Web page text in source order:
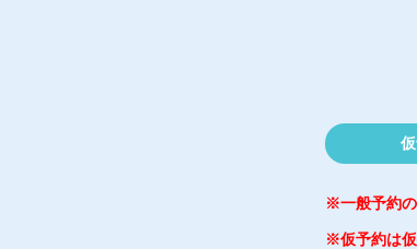
※一般予約の
※仮予約は仮